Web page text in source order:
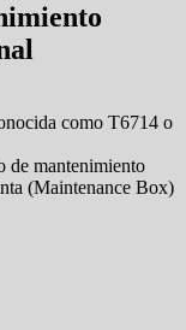
como T6714 o
de mantenimiento
(Maintenance Box)